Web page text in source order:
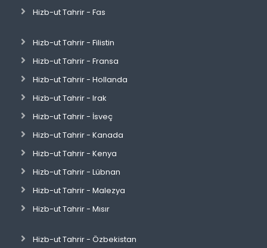
Hizb-ut Tahrir - Fas
Hizb-ut Tahrir - Filistin
Hizb-ut Tahrir - Fransa
Hizb-ut Tahrir - Hollanda
Hizb-ut Tahrir - Irak
Hizb-ut Tahrir - İsveç
Hizb-ut Tahrir - Kanada
Hizb-ut Tahrir - Kenya
Hizb-ut Tahrir - Lübnan
Hizb-ut Tahrir - Malezya
Hizb-ut Tahrir - Mısır
Hizb-ut Tahrir - Özbekistan